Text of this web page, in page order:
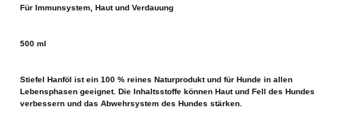
Für Immunsystem, Haut und Verdauung
500 ml
Stiefel Hanföl ist ein 100 % reines Naturprodukt und für Hunde in allen
Lebensphasen geeignet. Die Inhaltsstoffe können Haut und Fell des Hundes
verbessern und das Abwehrsystem des Hundes stärken.